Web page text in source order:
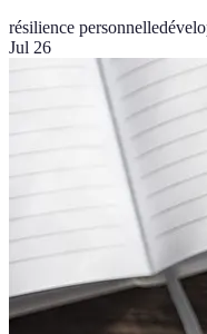
résilience personnelle
Jul 26